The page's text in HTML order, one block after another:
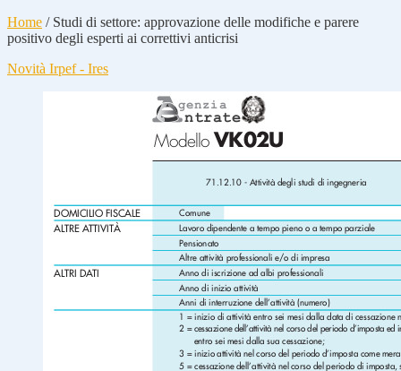
Home / Studi di settore: approvazione delle modifiche e parere
positivo degli esperti ai correttivi anticrisi
Novità Irpef - Ires